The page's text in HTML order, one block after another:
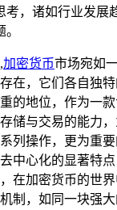
考，诸如行业发
加密货币市场宛如
在，它们各自独
的地位，作为一
储与交易的能力
列操作，更为重
中心化的显著特
在加密货币的世
制，如同一块强